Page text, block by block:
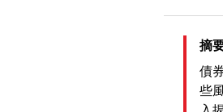
摘
債
些